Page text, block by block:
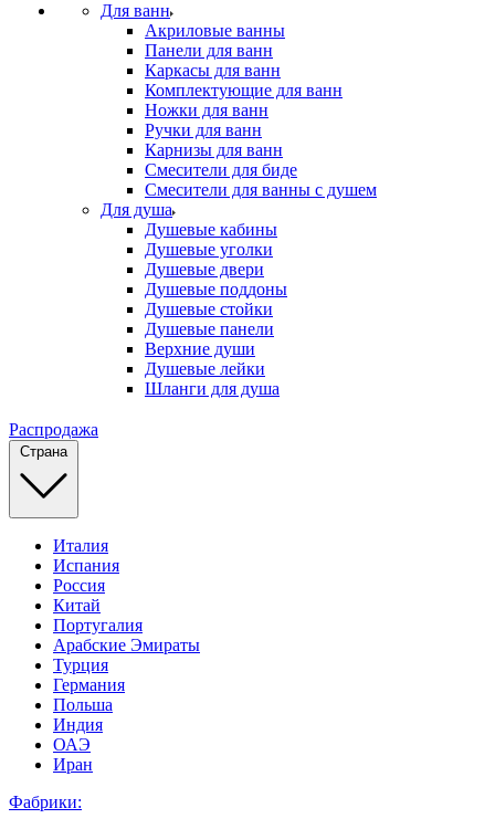
Для ванн
Акриловые ванны
Панели для ванн
Каркасы для ванн
Комплектующие для ванн
Ножки для ванн
Ручки для ванн
Карнизы для ванн
Смесители для биде
Смесители для ванны с душем
Для душа
Душевые кабины
Душевые уголки
Душевые двери
Душевые поддоны
Душевые стойки
Душевые панели
Верхние души
Душевые лейки
Шланги для душа
Распродажа
Страна
Италия
Испания
Россия
Китай
Португалия
Арабские Эмираты
Турция
Германия
Польша
Индия
ОАЭ
Иран
Фабрики: